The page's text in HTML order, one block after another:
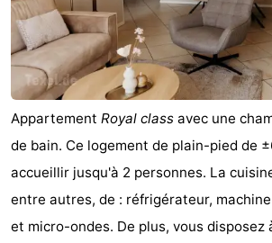
Appartement Royal class avec une
de bain. Ce logement de plain-pied de
accueillir jusqu'à 2 personnes. La
entre autres, de : réfrigérateur,
et micro-ondes. De plus, vous disposez